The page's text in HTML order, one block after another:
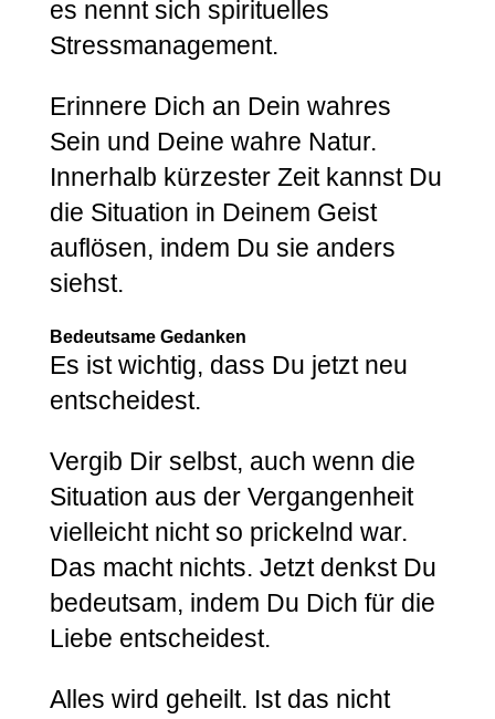
es nennt sich spirituelles
Stressmanagement.
Erinnere Dich an Dein wahres
Sein und Deine wahre Natur.
Innerhalb kürzester Zeit kannst Du
die Situation in Deinem Geist
auflösen, indem Du sie anders
siehst.
Bedeutsame Gedanken
Es ist wichtig, dass Du jetzt neu
entscheidest.
Vergib Dir selbst, auch wenn die
Situation aus der Vergangenheit
vielleicht nicht so prickelnd war.
Das macht nichts. Jetzt denkst Du
bedeutsam, indem Du Dich für die
Liebe entscheidest.
Alles wird geheilt. Ist das nicht